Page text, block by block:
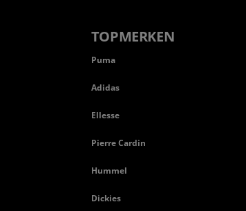
TOPMERKEN
Puma
Adidas
Ellesse
Pierre Cardin
Hummel
Dickies